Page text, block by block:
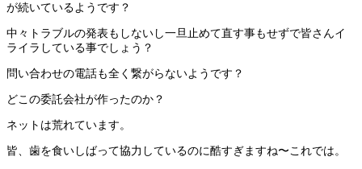
が続いているようです？
中々トラブルの発表もしないし一旦止めて直す事もせずで皆さんイ
ライラしている事でしょう？
問い合わせの電話も全く繋がらないようです？
どこの委託会社が作ったのか？
ネットは荒れています。
皆、歯を食いしばって協力しているのに酷すぎますね〜これでは。